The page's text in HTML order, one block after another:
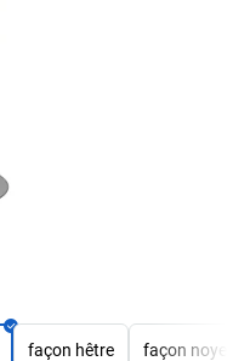
façon hêtre façon noyer